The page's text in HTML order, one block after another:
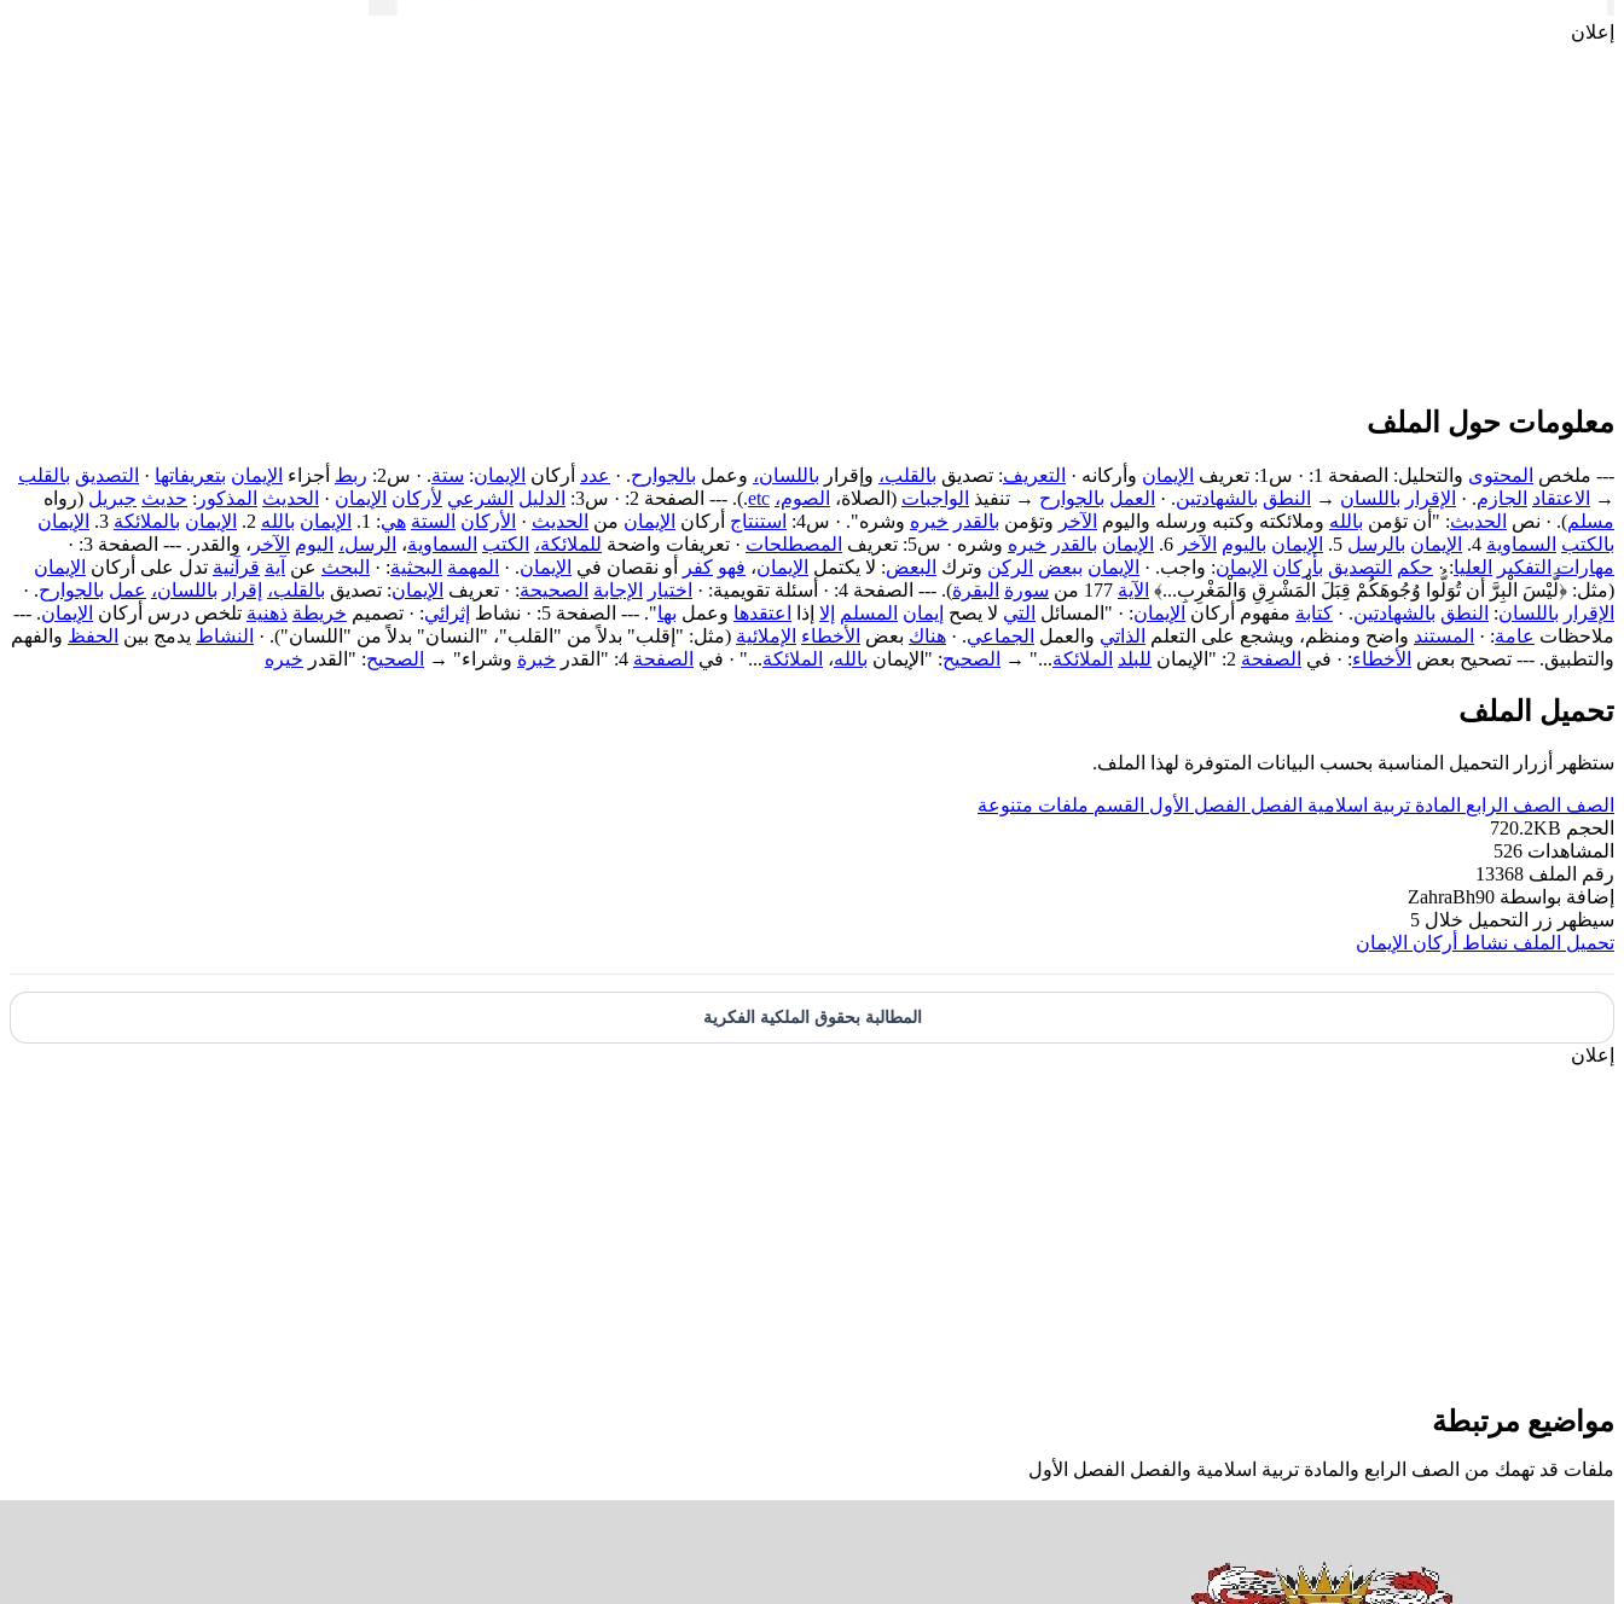
إعلان
معلومات حول الملف
--- ملخص المحتوى والتحليل: الصفحة 1: · س1: تعريف الإيمان وأركانه · التعريف: تصديق بالقلب، وإقرار باللسان، وعمل بالجوارح. · عدد أركان الإيمان: ستة. · س2: ربط أجزاء الإيمان بتعريفاتها · التصديق بالقلب
→
الاعتقاد الجازم. · الإقرار باللسان → النطق بالشهادتين. · العمل بالجوارح → تنفيذ الواجبات (الصلاة، الصوم، etc.). --- الصفحة 2: · س3: الدليل الشرعي لأركان الإيمان · الحديث المذكور : حديث جبريل (رواه
مسلم). · نص الحديث: "أن تؤمن بالله وملائكته وكتبه ورسله واليوم الآخر وتؤمن بالقدر خيره وشره". · س4: استنتاج أركان الإيمان من الحديث · الأركان الستة هي: 1. الإيمان بالله الإيمان بالملائكة
الإيمان
بالكتب السماوية الإيمان بالرسل الإيمان باليوم الآخر الإيمان بالقدر خيره وشره · س5: تعريف المصطلحات · تعريفات واضحة للملائكة، الكتب السماوية، الرسل، اليوم الآخر ، والقدر. --- الصفحة 3: ·
مهارات التفكير العليا: · حكم التصديق بأركان الإيمان: واجب. · الإيمان ببعض الركن وترك البعض: لا يكتمل الإيمان، فهو كفر أو نقصان في الإيمان. · المهمة البحثية: · البحث عن آية قرآنية تدل على أركان الإيمان
(مثل: ﴿لَّيْسَ الْبِرَّ أَن تُوَلُّوا وُجُوهَكُمْ قِبَلَ الْمَشْرِقِ وَالْمَغْرِبِ...﴾ الآية سورة البقرة). --- الصفحة 4: · أسئلة تقويمية: · اختيار الإجابة الصحيحة: · تعريف الإيمان: تصديق بالقلب، إقرار باللسان، عمل بالجوارح. ·
الإقرار باللسان: النطق بالشهادتين. · كتابة مفهوم أركان الإيمان: · "المسائل التي لا يصح إيمان المسلم إلا إذا اعتقدها وعمل بها". --- الصفحة 5: · نشاط إثرائي: · تصميم خريطة ذهنية تلخص درس أركان الإيمان. ---
ملاحظات عامة: · المستند واضح ومنظم، ويشجع على التعلم الذاتي والعمل الجماعي. · هناك بعض الأخطاء الإملائية (مثل: "إقلب" بدلاً من "القلب"، "النسان" بدلاً من "اللسان"). · النشاط يدمج بين الحفظ والفهم
والتطبيق. --- تصحيح بعض الأخطاء: · في الصفحة للبلد الملائكة..." → الصحيح: "الإيمان بالله، الملائكة..." · في الصفحة خبرة وشراء" → الصحيح: "القدر خيره
تحميل الملف
ستظهر أزرار التحميل المناسبة بحسب البيانات المتوفرة لهذا الملف.
الصف الصف الرابع المادة تربية اسلامية الفصل الفصل الأول القسم ملفات متنوعة
الحجم 720.2KB
المشاهدات 526
رقم الملف 13368
إضافة بواسطة ZahraBh90
سيظهر زر التحميل خلال 5
تحميل الملف نشاط أركان الإيمان
المطالبة بحقوق الملكية الفكرية
إعلان
مواضيع مرتبطة
ملفات قد تهمك من الصف الرابع والمادة تربية اسلامية والفصل الفصل الأول